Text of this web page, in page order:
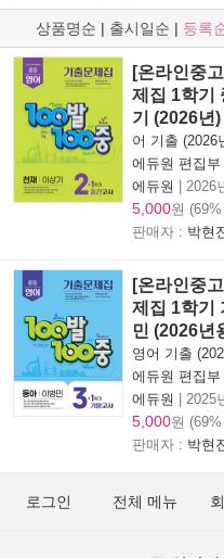
상품명순 | 출시일순 | 등록
[온라인중
제집 1학기
기 (2026년)
어 기출 (2026
에듀원 편집부
에듀원 | 2026
5,000원
판매자 : 박현
[온라인중
제집 1학기
민 (2026년
영어 기출
에듀원 편집부
에듀원 | 2025
5,000원
판매자 : 박현
로그인 전체 메뉴